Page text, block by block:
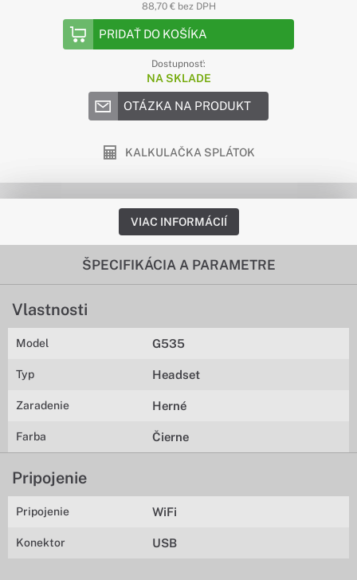
88,70 € bez DPH
PRIDAŤ DO KOŠÍKA
Dostupnosť:
NA SKLADE
OTÁZKA NA PRODUKT
KALKULAČKA SPLÁTOK
VIAC INFORMÁCIÍ
ŠPECIFIKÁCIA A PARAMETRE
Vlastnosti
Model G535
Typ Headset
Zaradenie Herné
Farba Čierne
Pripojenie
Pripojenie WiFi
Konektor USB